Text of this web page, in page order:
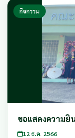
กิจกรรม
ขอแสดงความ
12 ธ.ค. 2566